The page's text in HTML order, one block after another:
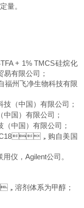
定量。
+ 1% TMCS硅烷化
易有限公司 ；
自福州飞净生物科技有限
技（中国）有限公司 ；
中国）有限公司 ；
（中国）有限公司 ；
C18， 购自美国
，Agilent公司。
溶剂体系为甲醇；